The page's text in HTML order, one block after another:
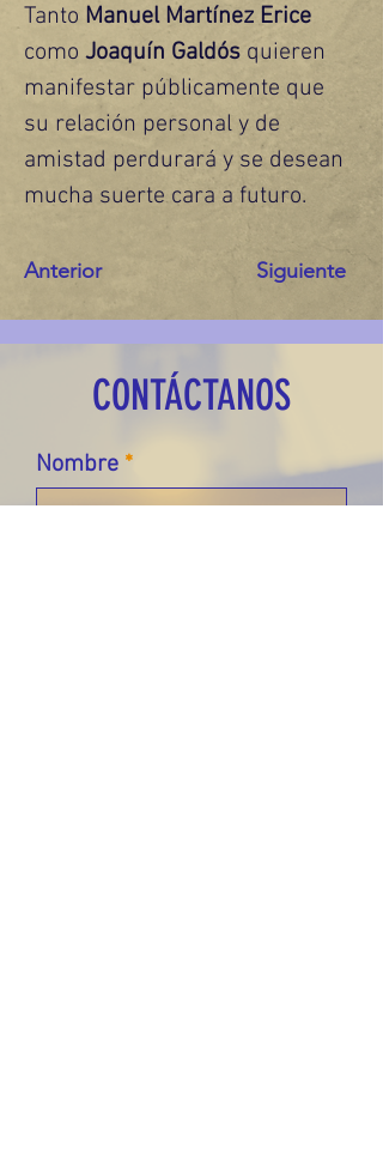
Tanto Manuel Martínez Erice
como Joaquín Galdós quieren
manifestar públicamente que
su relación personal y de
amistad perdurará y se desean
mucha suerte cara a futuro.
Anterior Siguiente
CONTÁCTANOS
Nombre